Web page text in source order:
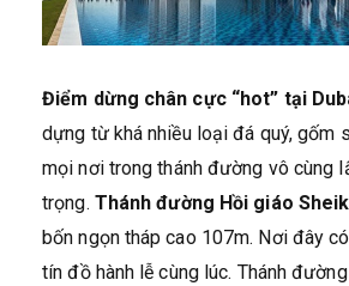
Điểm dừng chân cực “hot” tại
dựng từ khá nhiều loại đá quý, gốm
mọi nơi trong thánh đường vô cùng
trọng. Thánh đường Hồi giáo
bốn ngọn tháp cao 107m. Nơi đây
tín đồ hành lễ cùng lúc. Thánh